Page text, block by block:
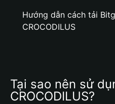
Hướng dẫn cách tải
CROCODILUS
Tại sao nên sử
CROCODILUS?